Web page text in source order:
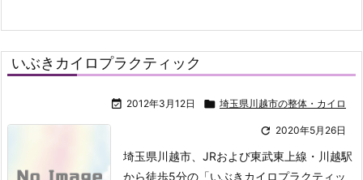
いぶきカイロプラクティック
 2012年3月12日  埼玉県川越市の整体・カイロ
 2020年5月26日
埼玉県川越市、JRおよび東武東上線・川越駅
から徒歩5分の「いぶきカイロプラクティッ